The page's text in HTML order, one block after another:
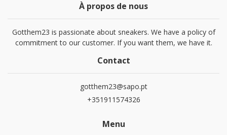
À propos de nous
Gotthem23 is passionate about sneakers. We have a policy of
commitment to our customer. If you want them, we have it.
Contact
gotthem23@sapo.pt
+351911574326
Menu